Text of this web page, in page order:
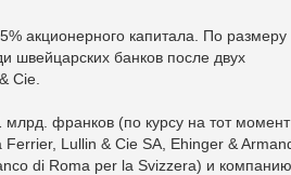
акционерного капитала. По размеру
швейцарских банков после двух
Cie.
млрд. франков (по курсу на тот момент
Lullin & Cie SA, Ehinger &
di Roma per la Svizzera) и компанию